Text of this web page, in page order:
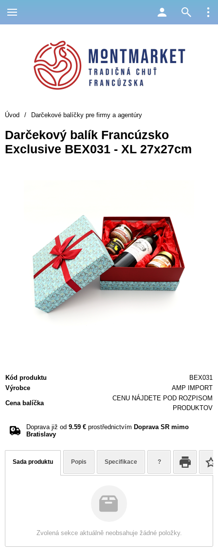
Úvod / Darčekové balíčky pre firmy a agentúry
Darčekový balík Francúzsko
Exclusive BEX031 - XL 27x27cm
Kód produktu
BEX031
Výrobce
AMP IMPORT
Cena balíčka
CENU NÁJDETE POD ROZPISOM
PRODUKTOV
Doprava již od 9.59 € prostřednictvím Doprava SR mimo
Bratislavy
Sada produktu Popis Specifikace ?
Zvolená sekce aktuálně neobsahuje žádné položky.